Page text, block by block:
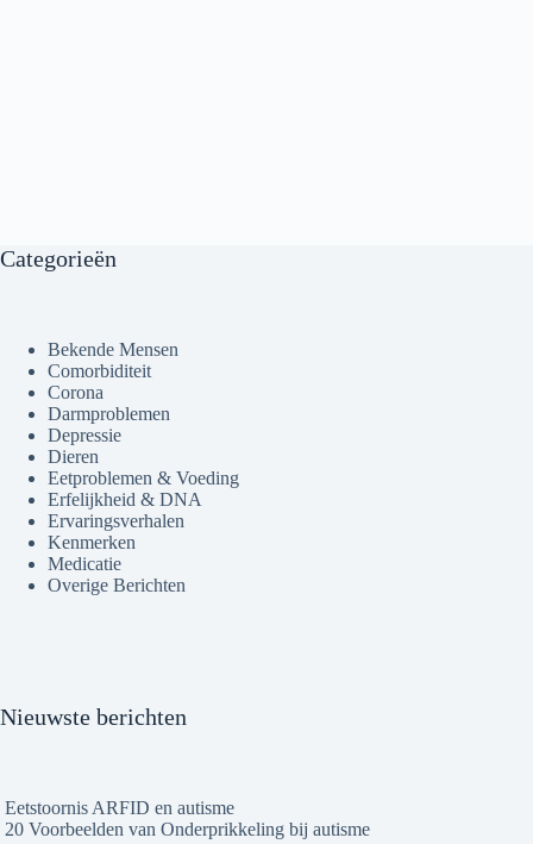
Categorieën
Bekende Mensen
Comorbiditeit
Corona
Darmproblemen
Depressie
Dieren
Eetproblemen & Voeding
Erfelijkheid & DNA
Ervaringsverhalen
Kenmerken
Medicatie
Overige Berichten
Nieuwste berichten
Eetstoornis ARFID en autisme
20 Voorbeelden van Onderprikkeling bij autisme